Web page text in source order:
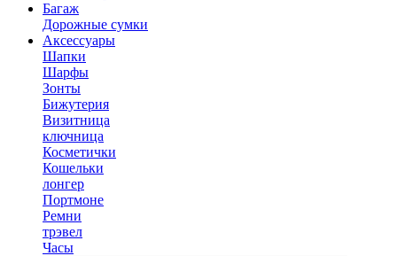
Багаж
Дорожные сумки
Аксессуары
Шапки
Шарфы
Зонты
Бижутерия
Визитница
ключница
Косметички
Кошельки
лонгер
Портмоне
Ремни
трэвел
Часы